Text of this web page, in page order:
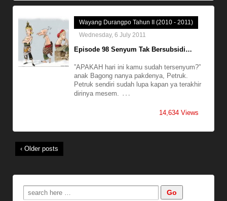
Wayang Durangpo Tahun II (2010 - 2011)
Wednesday, 6 July 2011
Episode 98 Senyum Tak Bersubsidi…
”APAKAH hari ini kamu sudah tersenyum?”
anak Bagong nanya pakdenya, Petruk.
Petruk sendiri sudah lupa kapan ya terakhir
dirinya mesem. …
14,634 Views
‹ Older posts